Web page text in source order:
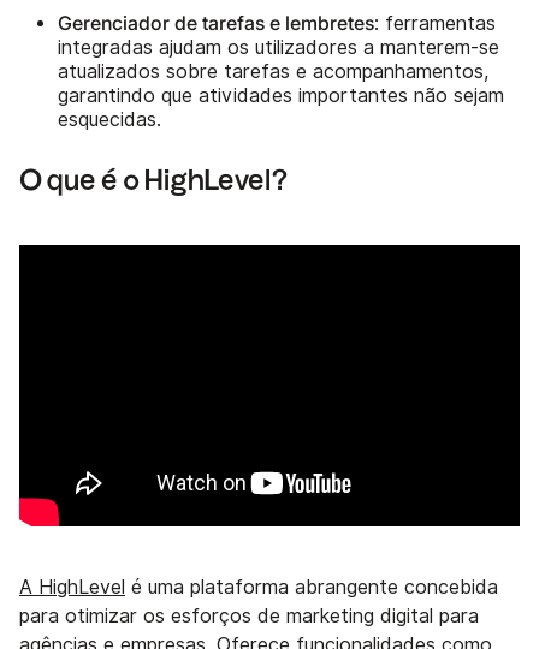
Gerenciador de tarefas e lembretes: ferramentas
integradas ajudam os utilizadores a manterem-se
atualizados sobre tarefas e acompanhamentos,
garantindo que atividades importantes não sejam
esquecidas.
O que é o HighLevel?
A HighLevel é uma plataforma abrangente concebida
para otimizar os esforços de marketing digital para